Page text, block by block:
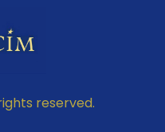
reserved.